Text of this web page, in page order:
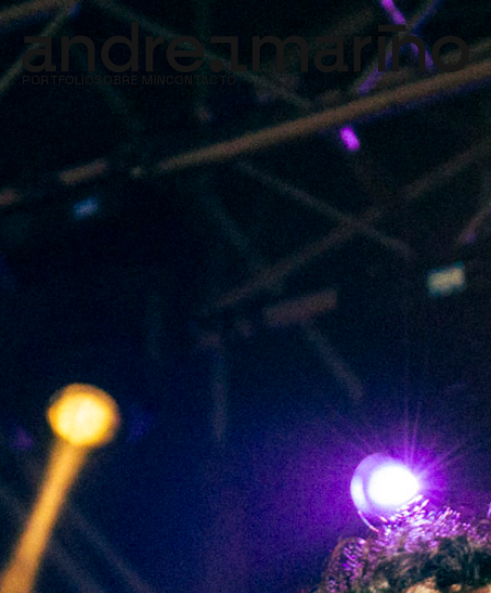
CONTACTO